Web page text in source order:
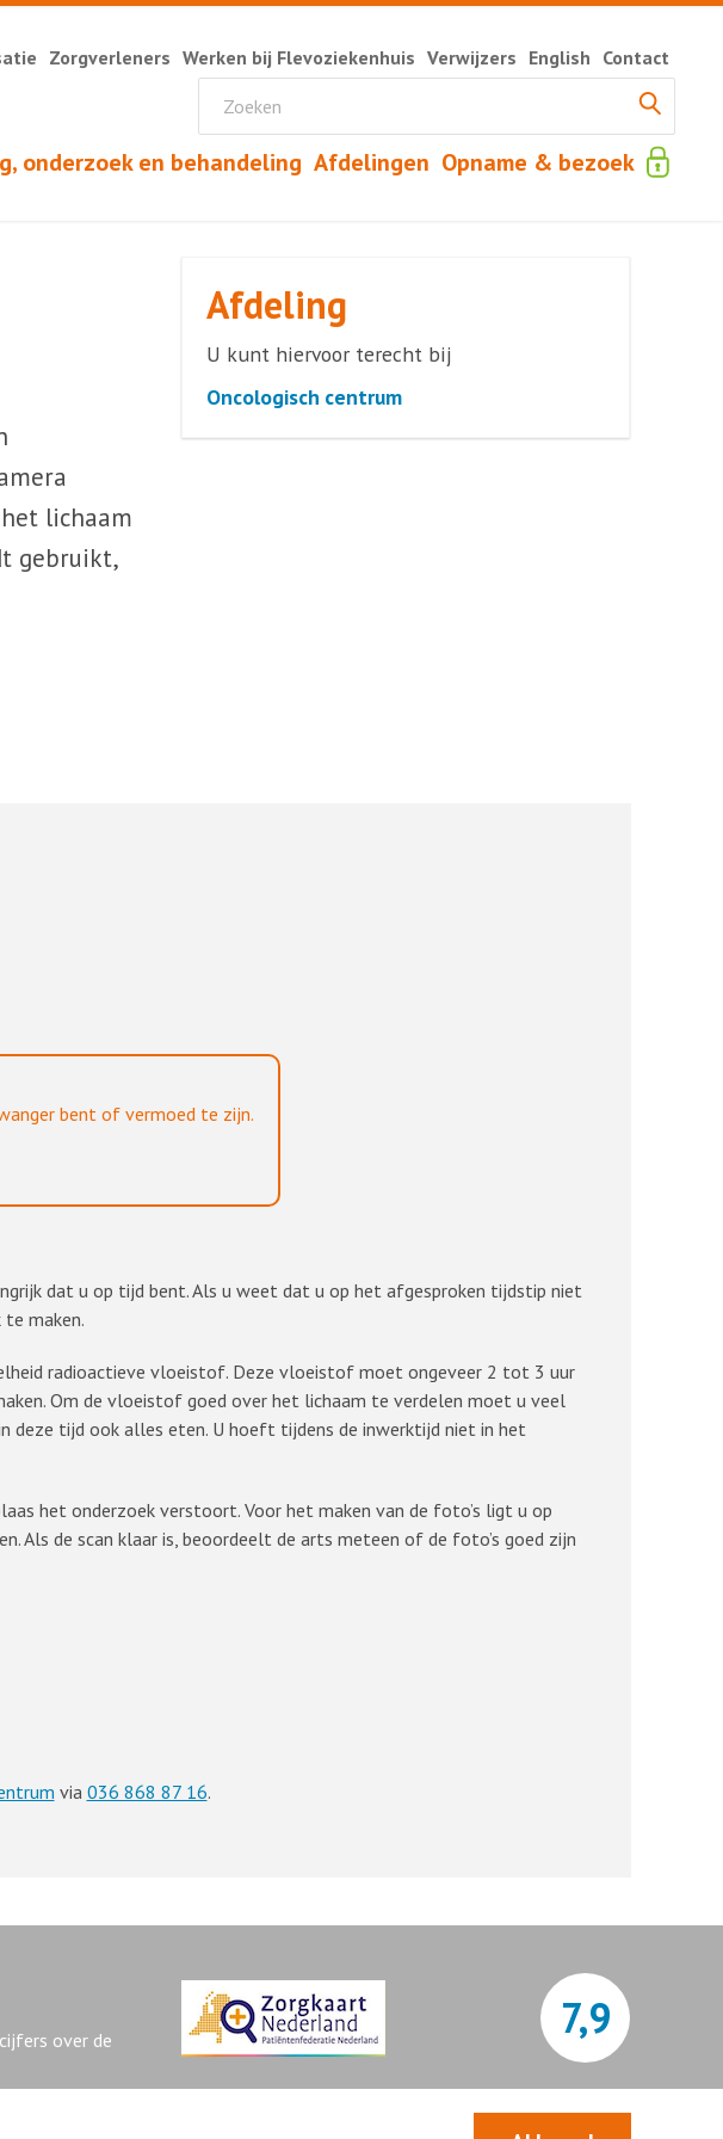
onderzoek en behandeling Afdelingen Opname & bezoek
Zorgverleners Werken bij Flevoziekenhuis Verwijzers English Contact
lichaam
gebruikt,
Afdeling
U kunt hiervoor terecht bij
Oncologisch centrum
bent of vermoed te zijn.
dat u op tijd bent. Als u weet dat u op het afgesproken tijdstip niet
maken.
radioactieve vloeistof. Deze vloeistof moet ongeveer 2 tot 3 uur
Om de vloeistof goed over het lichaam te verdelen moet u veel
deze tijd ook alles eten. U hoeft tijdens de inwerktijd niet in het
het onderzoek verstoort. Voor het maken van de foto’s ligt u op
Als de scan klaar is, beoordeelt de arts meteen of de foto’s goed zijn
via 036 868 87 16.
over de
7,9